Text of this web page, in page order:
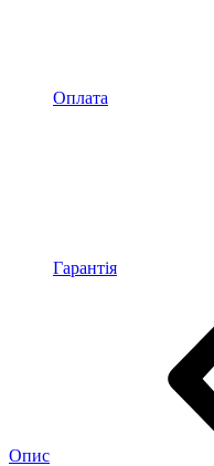
Оплата
Гарантія
Опис